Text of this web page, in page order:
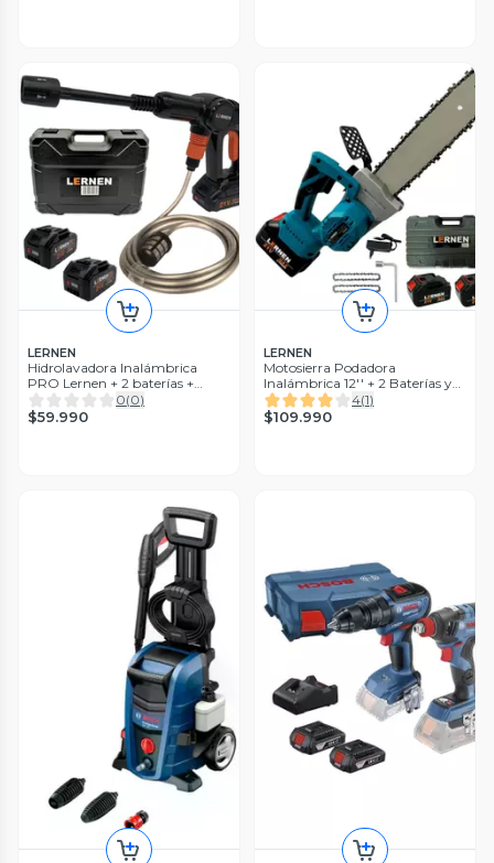
LERNEN
Hidrolavadora Inalámbrica
PRO Lernen + 2 baterías +
Accesorios
0(0)
$59.990
LERNEN
Motosierra Podadora
Inalámbrica 12'' + 2 Baterías y
Maletín
4(1)
$109.990